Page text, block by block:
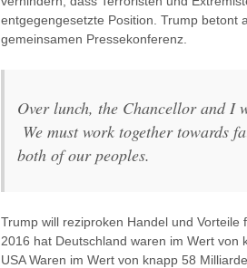
entgegengesetzte Position. Trump betont
gemeinsamen Pressekonferenz.
Over lunch, the Chancellor and I
We must work together towards
both of our peoples.
Trump will reziproken Handel und
2016 hat Deutschland waren im Wert
USA Waren im Wert von knapp 58